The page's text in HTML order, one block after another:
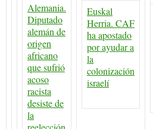
Alemania.
Diputado
alemán de
origen
africano
que sufrió
acoso
racista
desiste de
la
Euskal
Herria. CAF
ha apostado
por ayudar a
la
colonización
israelí